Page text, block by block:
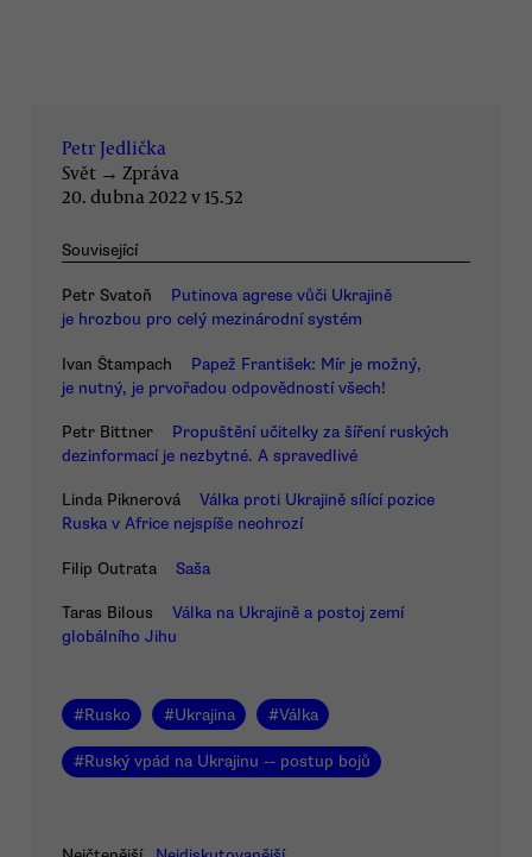
Petr Jedlička
Svět → Zpráva
20. dubna 2022 v 15.52
Související
Petr Svatoň
Putinova agrese vůči Ukrajině
je hrozbou pro celý mezinárodní systém
Ivan Štampach
Papež František: Mír je možný,
je nutný, je prvořadou odpovědností všech!
Petr Bittner
Propuštění učitelky za šíření ruských
dezinformací je nezbytné. A spravedlivé
Linda Piknerová
Válka proti Ukrajině sílící pozice
Ruska v Africe nejspíše neohrozí
Filip Outrata Saša
Taras Bilous
Válka na Ukrajině a postoj zemí
globálního Jihu
#Rusko #Ukrajina #Válka
#Ruský vpád na Ukrajinu -- postup bojů